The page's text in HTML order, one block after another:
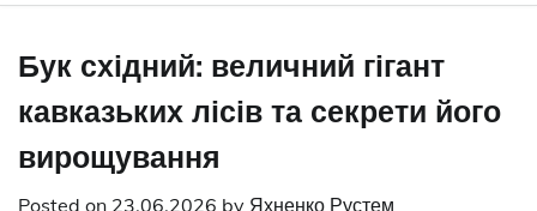
Бук східний: величний гігант
кавказьких лісів та секрети його
вирощування
Posted on 23.06.2026 by Яхненко Рустем